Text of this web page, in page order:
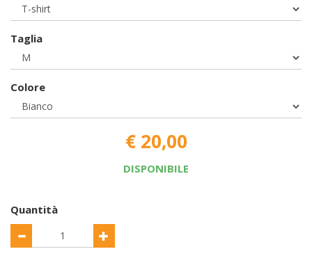
Taglia
Colore
€ 20,00
DISPONIBILE
Quantità